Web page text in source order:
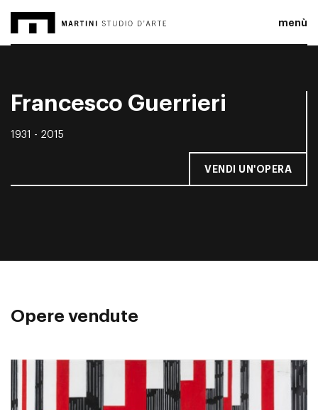
menù
Francesco Guerrieri
1931 - 2015
VENDI UN'OPERA
Opere vendute